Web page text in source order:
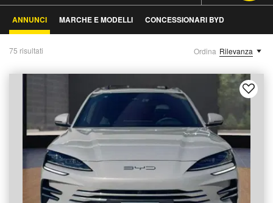
ANNUNCI MARCHE E MODELLI CONCESSIONARI BYD
75 risultati Ordina Rilevanza